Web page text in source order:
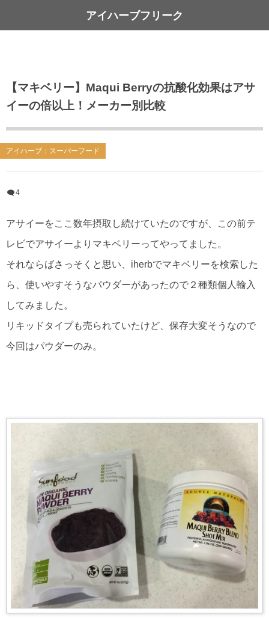
アイハーブフリーク
【マキベリー】Maqui Berryの抗酸化効果はアサ
イーの倍以上！メーカー別比較
アイハーブ：スーパーフード
4
アサイーをここ数年摂取し続けていたのですが、この前テ
レビでアサイーよりマキベリーってやってました。
それならばさっそくと思い、iherbでマキベリーを検索した
ら、使いやすそうなパウダーがあったので２種類個人輸入
してみました。
リキッドタイプも売られていたけど、保存大変そうなので
今回はパウダーのみ。